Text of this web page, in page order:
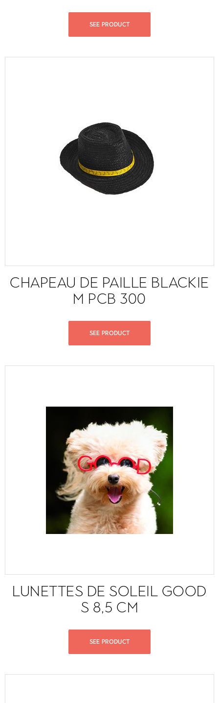
SEE PRODUCT
CHAPEAU DE PAILLE BLACKIE
M PCB 300
SEE PRODUCT
LUNETTES DE SOLEIL GOOD
S 8,5 CM
SEE PRODUCT